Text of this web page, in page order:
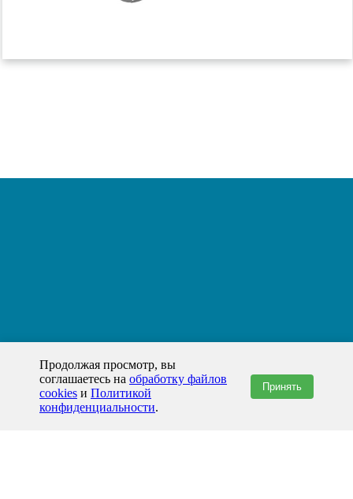
Продолжая просмотр, вы
соглашаетесь на обработку файлов
cookies и Политикой
конфиденциальности.
Принять